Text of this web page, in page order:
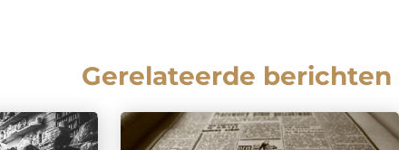
Gerelateerde berichten